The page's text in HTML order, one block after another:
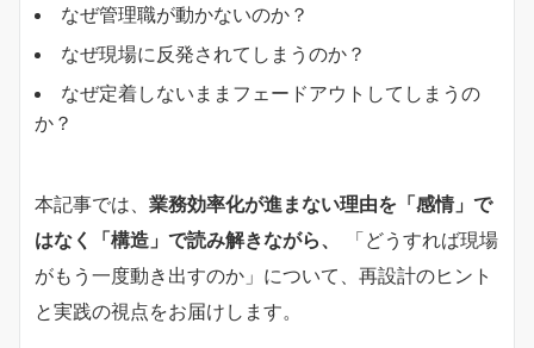
なぜ管理職が動かないのか？
なぜ現場に反発されてしまうのか？
なぜ定着しないままフェードアウトしてしまうの
か？
本記事では、 業務効率化が進まない理由を「感情」で
はなく「構造」で読み解きながら、
「どうすれば現場
がもう一度動き出すのか」について、再設計のヒント
と実践の視点をお届けします。